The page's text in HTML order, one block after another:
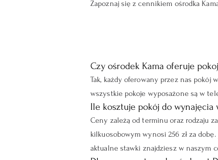
Zapoznaj się z cennikiem ośrodka
Czy ośrodek Kama oferuje
Tak, każdy oferowany przez nas pokój
wszystkie pokoje wyposażone są w
Ile kosztuje pokój do wynajęcia
Ceny zależą od terminu oraz rodzaju
kilkuosobowym wynosi 256 zł za
aktualne stawki znajdziesz w naszym